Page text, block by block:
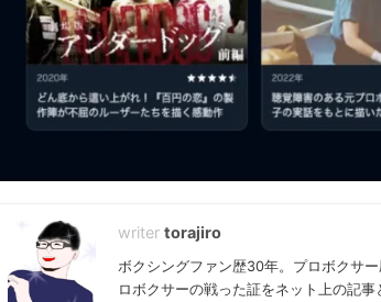
torajiro
ボクシングファン歴30年。プロボクサ
ロボクサーの戦った証をネット上の記